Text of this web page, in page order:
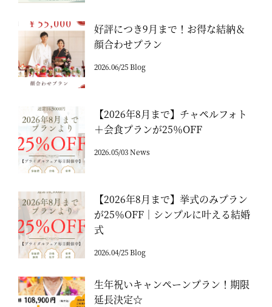
好評につき9月まで！お得な結納＆
顔合わせプラン
2026.06/25 Blog
【2026年8月まで】チャペルフォト
＋会食プランが25％OFF
2026.05/03 News
【2026年8月まで】挙式のみプラン
が25％OFF｜シンプルに叶える結婚
式
2026.04/25 Blog
生年祝いキャンペーンプラン！期限
延長決定☆